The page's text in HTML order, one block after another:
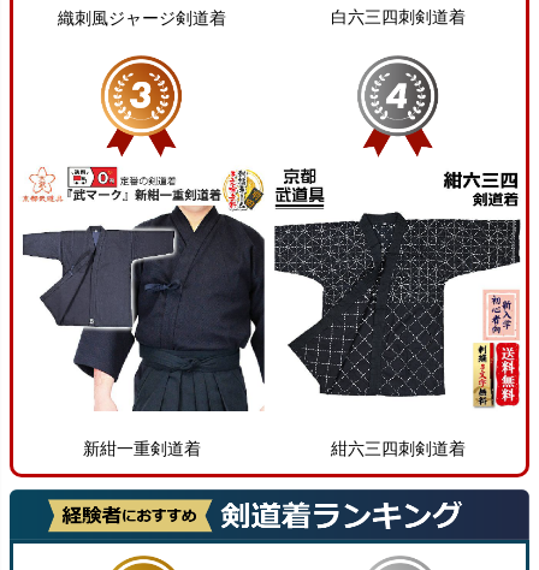
織刺風ジャージ剣道着 白六三四刺剣道着
新紺一重剣道着 紺六三四刺剣道着